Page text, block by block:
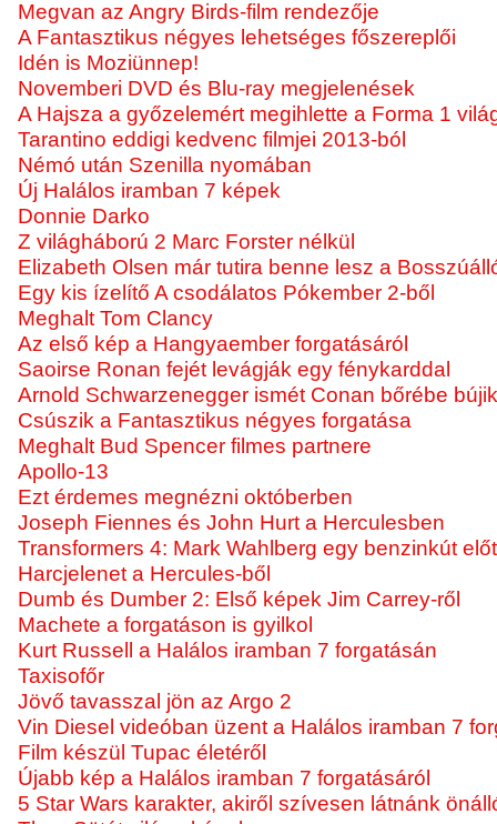
Megvan az Angry Birds-film rendezője
A Fantasztikus négyes lehetséges főszereplői
Idén is Moziünnep!
Novemberi DVD és Blu-ray megjelenések
A Hajsza a győzelemért megihlette a Forma 1
Tarantino eddigi kedvenc filmjei 2013-ból
Némó után Szenilla nyomában
Új Halálos iramban 7 képek
Donnie Darko
Z világháború 2 Marc Forster nélkül
Elizabeth Olsen már tutira benne lesz a
Egy kis ízelítő A csodálatos Pókember 2-ből
Meghalt Tom Clancy
Az első kép a Hangyaember forgatásáról
Saoirse Ronan fejét levágják egy fénykarddal
Arnold Schwarzenegger ismét Conan bőrébe bújik
Csúszik a Fantasztikus négyes forgatása
Meghalt Bud Spencer filmes partnere
Apollo-13
Ezt érdemes megnézni októberben
Joseph Fiennes és John Hurt a Herculesben
Transformers 4: Mark Wahlberg egy benzinkút
Harcjelenet a Hercules-ből
Dumb és Dumber 2: Első képek Jim Carrey-ről
Machete a forgatáson is gyilkol
Kurt Russell a Halálos iramban 7 forgatásán
Taxisofőr
Jövő tavasszal jön az Argo 2
Vin Diesel videóban üzent a Halálos iramban 7
Film készül Tupac életéről
Újabb kép a Halálos iramban 7 forgatásáról
5 Star Wars karakter, akiről szívesen látnánk